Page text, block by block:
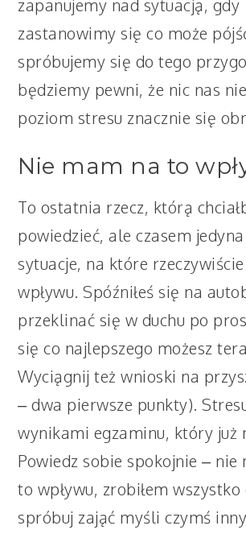
zapanujemy nad sytuacją, gdy
zastanowimy się co może
spróbujemy się do tego
będziemy pewni, że nic nas
poziom stresu znacznie się
Nie mam na to
To ostatnia rzecz, którą
powiedzieć, ale czasem
sytuacje, na które
wpływu. Spóźniłeś się na
przeklinać się w duchu po
się co najlepszego możesz
Wyciągnij też wnioski na
– dwa pierwsze punkty).
wynikami egzaminu, który już
Powiedz sobie spokojnie – nie
to wpływu, zrobiłem wszystko
spróbuj zająć myśli czymś